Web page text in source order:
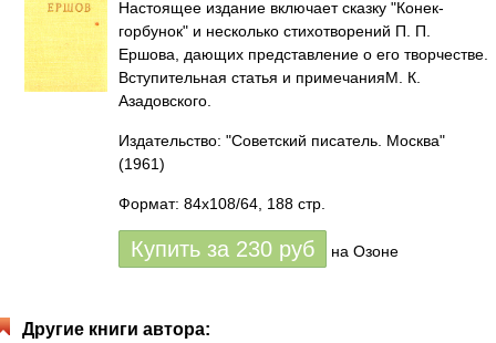
Настоящее издание включает сказку "Конек-
горбунок" и несколько стихотворений П. П.
Ершова, дающих представление о его творчестве.
Вступительная статья и примечанияМ. К.
Азадовского.
Издательство: "Советский писатель. Москва"
(1961)
Формат: 84x108/64, 188 стр.
Купить за 230 руб на Озоне
Другие книги автора: